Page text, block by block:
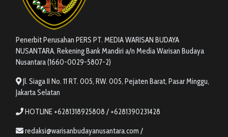
Penerbit Perusahan PERS PT. MEDIA WARISAN BUDAYA
NUSANTARA. Rekening Bank Mandiri a/n Media Warisan Budaya
Nusantara (1660-0029-5807-2)
Jl. Siaga II No. 11 RT. 005, RW. 005, Pejaten Barat, Pasar Minggu,
Jakarta Selatan
HOTLINE +6281318925808 / +6281390231428
redaksi@warisanbudayanusantara.com /